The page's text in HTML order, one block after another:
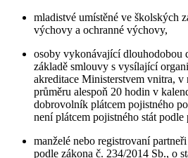
mladistvé umístěné ve školských
výchovy a ochranné výchovy,
osoby vykonávající dlouhodobou
základě smlouvy s vysílající
akreditace Ministerstvem vnitra,
průměru alespoň 20 hodin v
dobrovolník plátcem pojistného
není plátcem pojistného stát podle
manželé nebo registrovaní
podle zákona č. 234/2014 Sb., o